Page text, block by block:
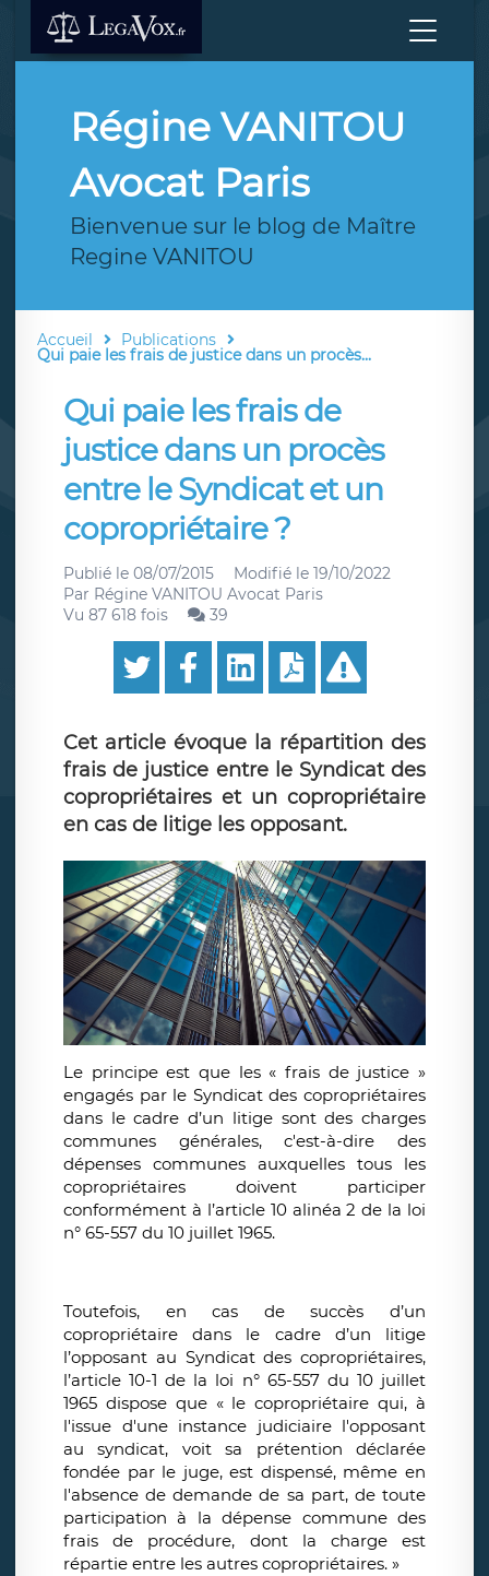
Régine VANITOU
Avocat Paris
Bienvenue sur le blog de Maître
Regine VANITOU
Accueil Publications
Qui paie les frais de justice dans un procès...
Qui paie les frais de
justice dans un procès
entre le Syndicat et un
copropriétaire ?
Publié le 08/07/2015 Modifié le 19/10/2022
Par Régine VANITOU Avocat Paris
Vu 87 618 fois
39
Cet article évoque la répartition des
frais de justice entre le Syndicat des
copropriétaires et un copropriétaire
en cas de litige les opposant.
Le principe est que les « frais de justice »
engagés par le Syndicat des copropriétaires
dans le cadre d’un litige sont des charges
communes générales, c'est-à-dire des
dépenses communes auxquelles tous les
copropriétaires doivent participer
conformément à l’article 10 alinéa 2 de la loi
n° 65-557 du 10 juillet 1965.
Toutefois, en cas de succès d’un
copropriétaire dans le cadre d’un litige
l’opposant au Syndicat des copropriétaires,
l’article 10-1 de la loi n° 65-557 du 10 juillet
1965 dispose que « le copropriétaire qui, à
l'issue d'une instance judiciaire l'opposant
au syndicat, voit sa prétention déclarée
fondée par le juge, est dispensé, même en
l'absence de demande de sa part, de toute
participation à la dépense commune des
frais de procédure, dont la charge est
répartie entre les autres copropriétaires. »